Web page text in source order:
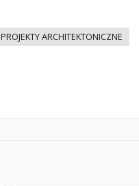
PROJEKTY ARCHITEKTONICZNE